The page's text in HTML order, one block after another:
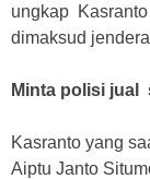
ungkap
dimaksud
Minta polisi jual
Kasranto yang
Aiptu Janto